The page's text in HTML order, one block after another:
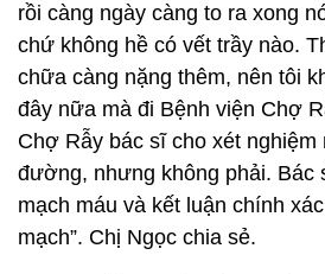
rồi càng ngày càng to ra xong
chứ không hề có vết trầy nào.
chữa càng nặng thêm, nên tôi
đây nữa mà đi Bệnh viện Chợ
Chợ Rẫy bác sĩ cho xét nghiệm
đường, nhưng không phải. Bác
mạch máu và kết luận chính
mạch”. Chị Ngọc chia sẻ.